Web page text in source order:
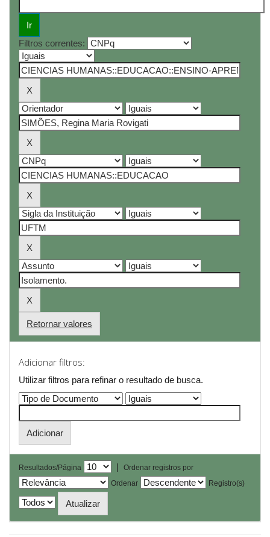
Filtros correntes:
Retornar valores
Adicionar filtros:
Utilizar filtros para refinar o resultado de busca.
Resultados/Página |
Ordenar registros por
Ordenar
Registro(s)